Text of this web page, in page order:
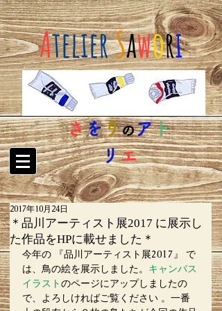
AtelierSawori
さをりのアト
リエ
＊品川アーティスト展2017 に展示し
た作品をHPに載せました＊
2017年10月24日
今年の 『品川アーティスト展2017』 で
は、鳥の絵を展示しました。 キャンバス
イラストのページにアップしましたの
で、よろしければご覧ください 。一番